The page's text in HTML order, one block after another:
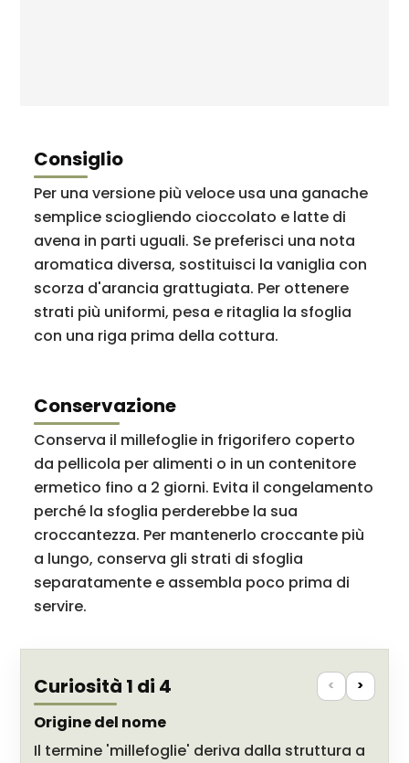
Consiglio
Per una versione più veloce usa una ganache
semplice sciogliendo cioccolato e latte di
avena in parti uguali. Se preferisci una nota
aromatica diversa, sostituisci la vaniglia con
scorza d'arancia grattugiata. Per ottenere
strati più uniformi, pesa e ritaglia la sfoglia
con una riga prima della cottura.
Conservazione
Conserva il millefoglie in frigorifero coperto
da pellicola per alimenti o in un contenitore
ermetico fino a 2 giorni. Evita il congelamento
perché la sfoglia perderebbe la sua
croccantezza. Per mantenerlo croccante più
a lungo, conserva gli strati di sfoglia
separatamente e assembla poco prima di
servire.
Curiosità 1 di 4 < >
Origine del nome
Il termine 'millefoglie' deriva dalla struttura a